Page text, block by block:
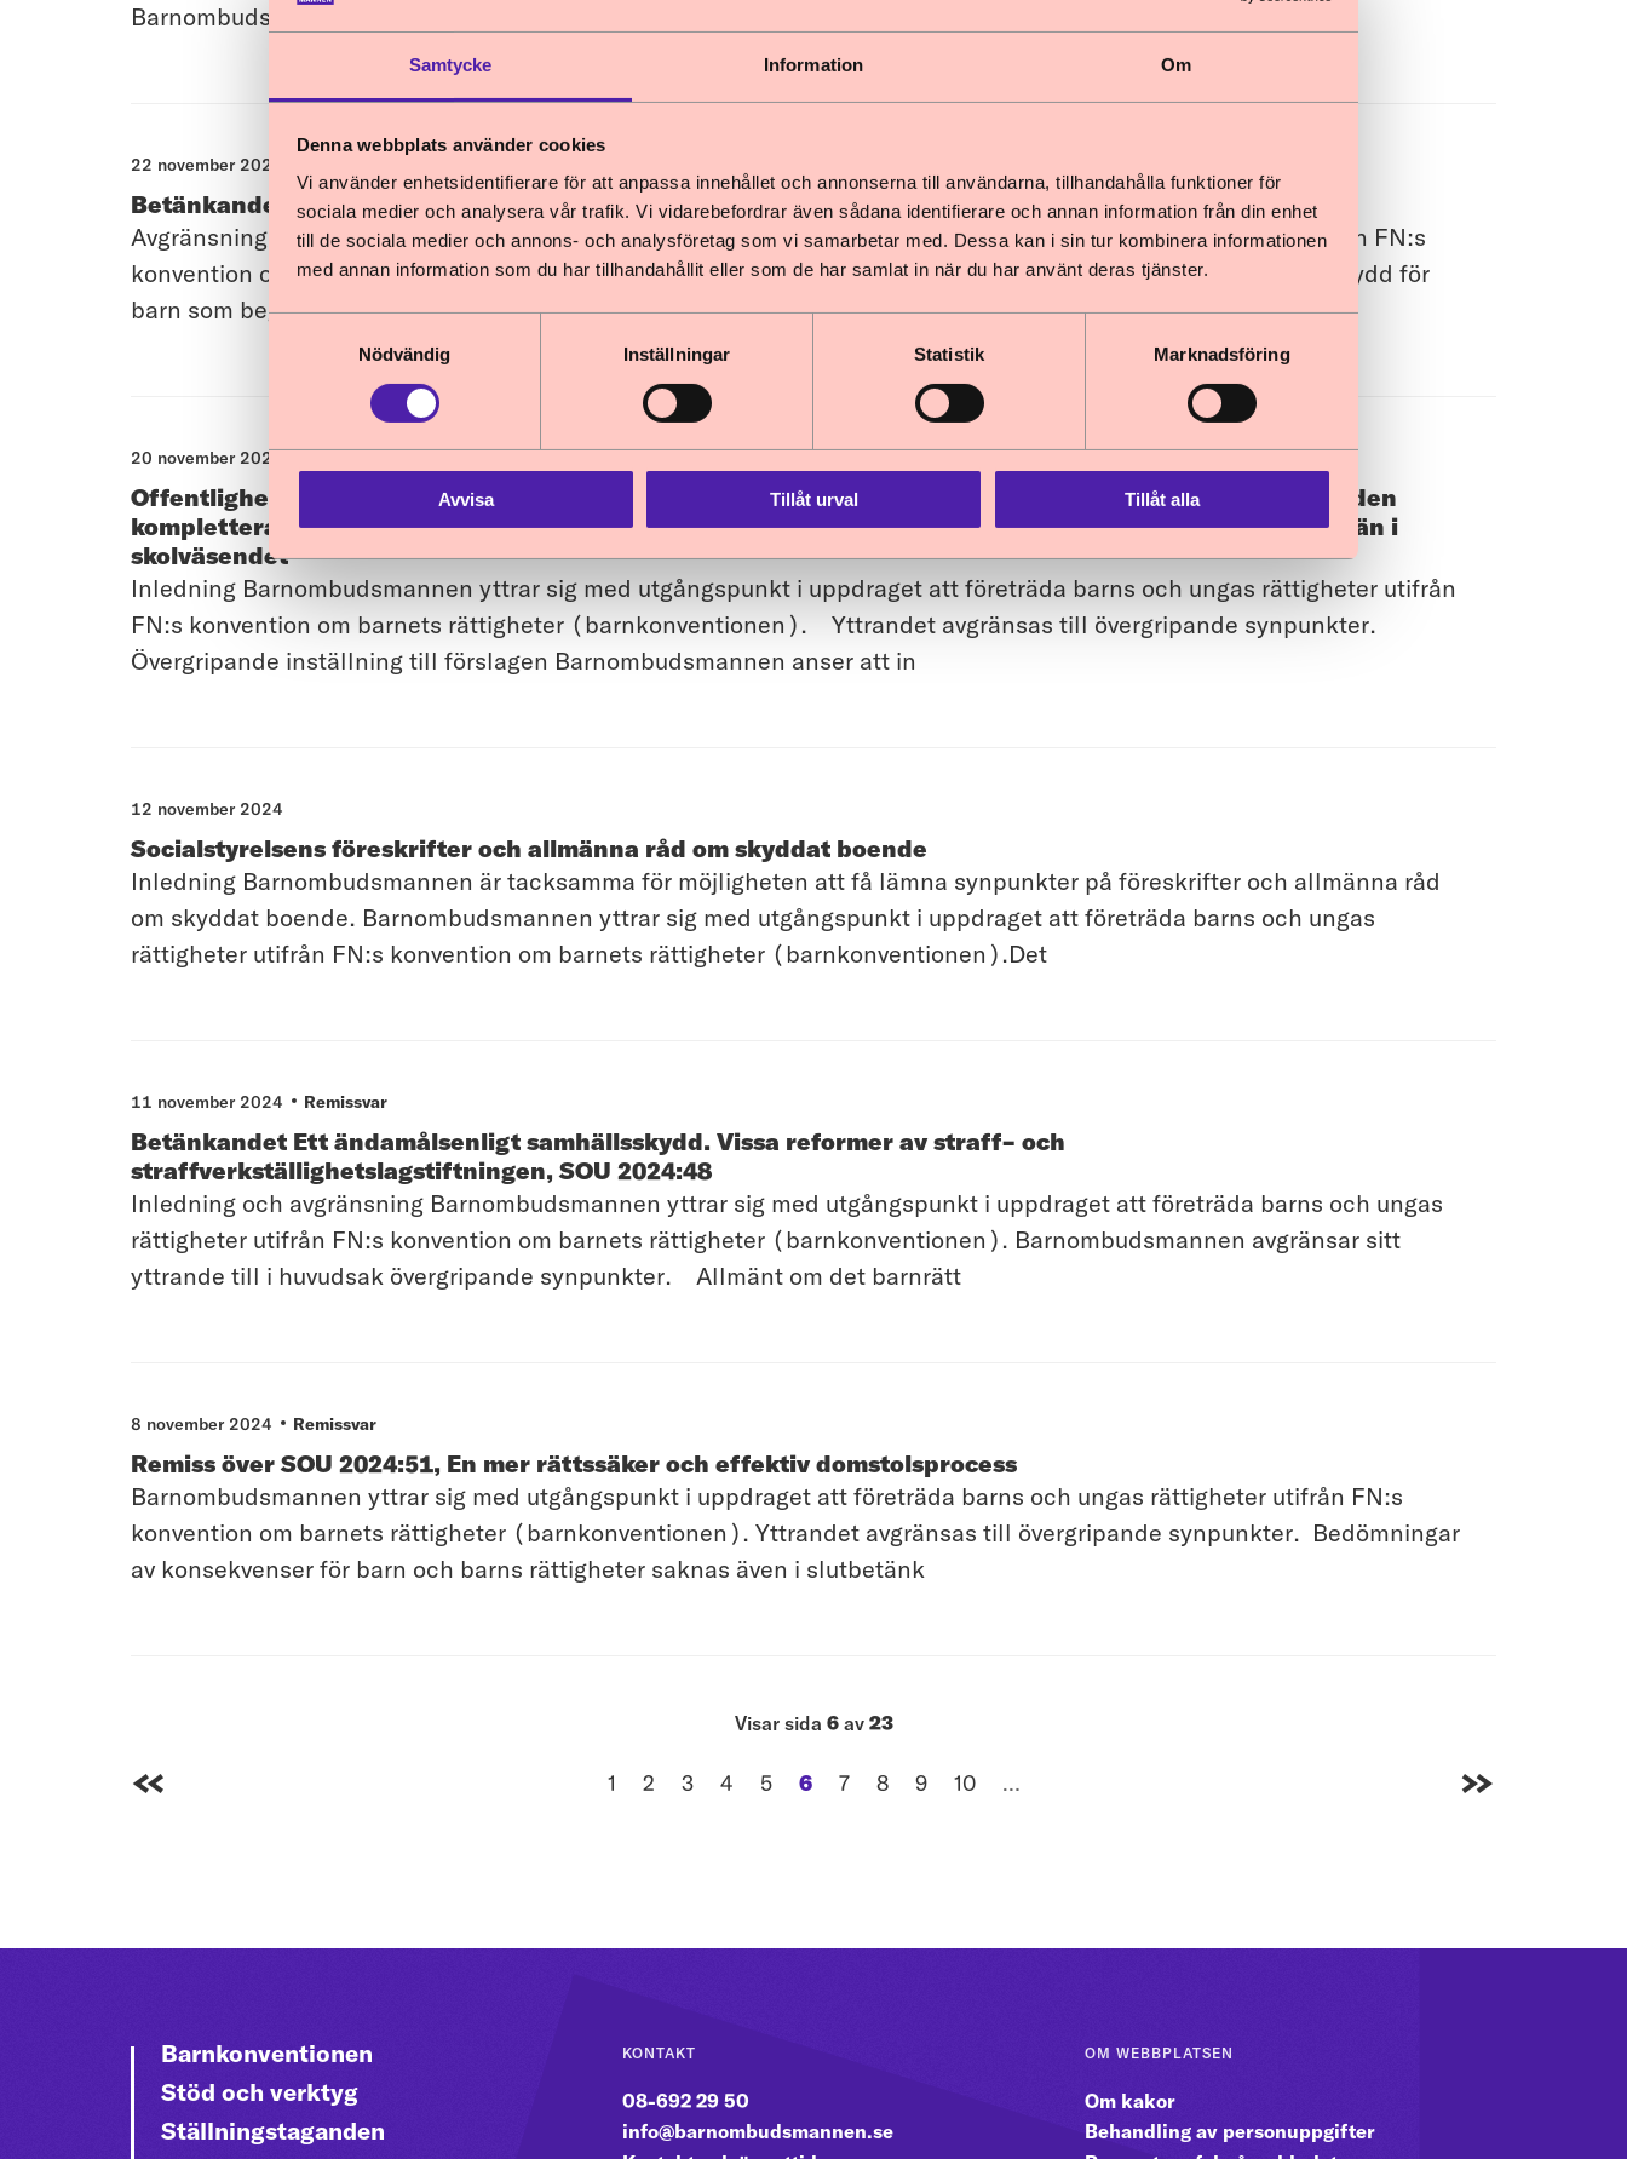
Samtycke Information Om
Denna webbplats använder cookies
Vi använder enhetsidentifierare för att anpassa innehållet och annonserna till användarna, tillhandahålla funktioner för
sociala medier och analysera vår trafik. Vi vidarebefordrar även sådana identifierare och annan information från din enhet
till de sociala medier och annons- och analysföretag som vi samarbetar med. Dessa kan i sin tur kombinera informationen
med annan information som du har tillhandahållit eller som de har samlat in när du har använt deras tjänster.
Samtyckesval
Nödvändig
Inställningar Statistik Marknadsföring
Avvisa Tillåt urval Tillåt alla
Barnombudsmannen tillstyrker utredningens förslag om stärkt stöd till anhör
22 november 2024
Betänkandet Skärpta regler om ungdomsövervakning och straffreduktion för unga SOU 2024:39
Avgränsning Barnombudsmannen yttrar sig med utgångspunkt i uppdraget att företräda barns rättigheter utifrån FN:s
konvention om barnets rättigheter (barnkonventionen). De rättigheter som barnkonventionen uppställer till skydd för
barn som begår brott gäller varje barn under 18 år. När Barnombudsmann
20 november 2024
Offentlighetsprincipen eller insynslag - Allmänhetens insyn i enskilda aktörer inom skolväsendet och den
kompletterande promemorian Offentlighetsprincipen med lättnadsregler för mindre enskilda huvudmän i
skolväsendet
Inledning Barnombudsmannen yttrar sig med utgångspunkt i uppdraget att företräda barns och ungas rättigheter utifrån
FN:s konvention om barnets rättigheter (barnkonventionen). Yttrandet avgränsas till övergripande synpunkter.
Övergripande inställning till förslagen Barnombudsmannen anser att in
12 november 2024
Socialstyrelsens föreskrifter och allmänna råd om skyddat boende
Inledning Barnombudsmannen är tacksamma för möjligheten att få lämna synpunkter på föreskrifter och allmänna råd
om skyddat boende. Barnombudsmannen yttrar sig med utgångspunkt i uppdraget att företräda barns och ungas
rättigheter utifrån FN:s konvention om barnets rättigheter (barnkonventionen).Det
11 november 2024 Remissvar
Betänkandet Ett ändamålsenligt samhällsskydd. Vissa reformer av straff- och
straffverkställighetslagstiftningen, SOU 2024:48
Inledning och avgränsning Barnombudsmannen yttrar sig med utgångspunkt i uppdraget att företräda barns och ungas
rättigheter utifrån FN:s konvention om barnets rättigheter (barnkonventionen). Barnombudsmannen avgränsar sitt
yttrande till i huvudsak övergripande synpunkter. Allmänt om det barnrätt
8 november 2024 Remissvar
Remiss över SOU 2024:51, En mer rättssäker och effektiv domstolsprocess
Barnombudsmannen yttrar sig med utgångspunkt i uppdraget att företräda barns och ungas rättigheter utifrån FN:s
konvention om barnets rättigheter (barnkonventionen). Yttrandet avgränsas till övergripande synpunkter. Bedömningar
av konsekvenser för barn och barns rättigheter saknas även i slutbetänk
Visar sida 6av 23
Gå till första sidan sida
1
sida
2
sida
3
sida
4
sida
5
sida
6
sida
7
sida
8
sida
9
sida
10 …
Gå till sista
Barnkonventionen
Stöd och verktyg
Ställningstaganden
KONTAKT
08-692 29 50
info@barnombudsmannen.se
OM WEBBPLATSEN
Om kakor
Behandling av personuppgifter